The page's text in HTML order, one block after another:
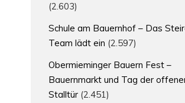
(2.603)
Schule am Bauernhof – Das
Team lädt ein (2.597)
Obermieminger Bauern Fest –
Bauernmarkt und Tag der
Stalltür (2.451)